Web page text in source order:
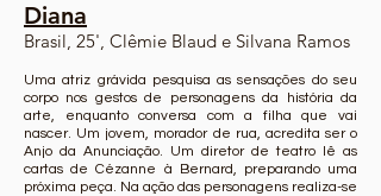
Diana
Brasil, 25', Clêmie Blaud e Silvana Ramos
Uma atriz grávida pesquisa as sensações do seu
corpo nos gestos de personagens da história da
arte, enquanto conversa com a filha que vai
nascer. Um jovem, morador de rua, acredita ser o
Anjo da Anunciação. Um diretor de teatro lê as
cartas de Cézanne à Bernard, preparando uma
próxima peça. Na ação das personagens realiza-se